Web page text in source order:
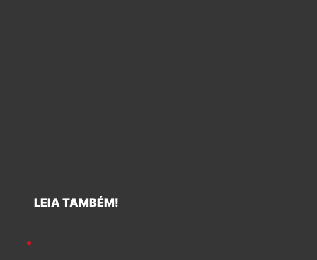
LEIA TAMBÉM!